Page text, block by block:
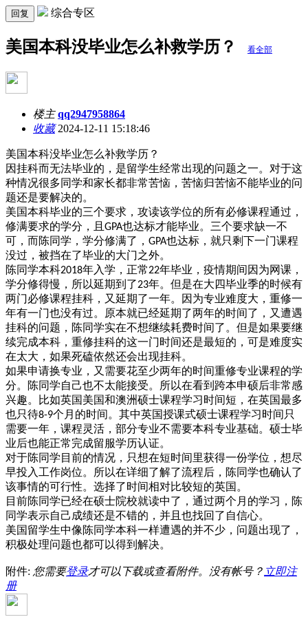
回复 综合专区
美国本科没毕业怎么补救学历？ 看全部
楼主 qq2947958864
收藏2024-12-11 15:18:46
美国本科没毕业怎么补救学历？
因挂科而无法毕业的，是留学生经常出现的问题之一。对于这
种情况很多同学和家长都非常苦恼，苦恼归苦恼不能毕业的问
题还是要解决的。
美国本科毕业的三个要求，攻读该学位的所有必修课程通过，
修满要求的学分，且 GPA也达标才能毕业。三个要求缺一不
可，而陈同学，学分修满了， GPA也达标，就只剩下一门课程
没过，被挡在了毕业的大门之外。
陈同学本科2018年入学，正常22年毕业，疫情期间因为网课，
学分修得慢，所以延期到了23年。但是在大四毕业季的时候有
两门必修课程挂科，又延期了一年。因为专业难度大，重修一
年有一门也没有过。原本就已经延期了两年的时间了，又遭遇
挂科的问题，陈同学实在不想继续耗费时间了。但是如果要继
续完成本科，重修挂科的这一门时间还是最短的，可是难度实
在太大，如果死磕依然还会出现挂科。
如果申请换专业，又需要花至少两年的时间重修专业课程的学
分。陈同学自己也不太能接受。所以在看到跨本申硕后非常感
兴趣。比如英国美国和澳洲硕士课程学习时间短，在英国最多
也只待8-9个月的时间。其中英国授课式硕士课程学习时间只
需要一年，课程灵活，部分专业不需要本科专业基础。硕士毕
业后也能正常完成留服学历认证。
对于陈同学目前的情况，只想在短时间里获得一份学位，想尽
早投入工作岗位。所以在详细了解了流程后，陈同学也确认了
该事情的可行性。选择了时间相对比较短的英国。
目前陈同学已经在硕士院校就读中了，通过两个月的学习，陈
同学表示自己成绩还是不错的，并且也找回了自信心。
美国留学生中像陈同学本科一样遭遇的并不少，问题出现了，
积极处理问题也都可以得到解决。
附件: 您需要登录才可以下载或查看附件。没有帐号？ 立即注
册